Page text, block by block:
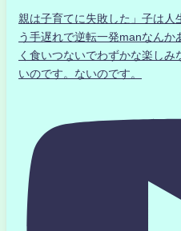
親は子育てに失敗した」子は人
う手遅れで逆転一発manなんか
く食いつないでわずかな楽し
いのです。ないのです。